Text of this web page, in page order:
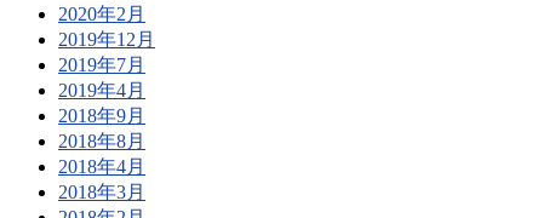
2020年2月
2019年12月
2019年7月
2019年4月
2018年9月
2018年8月
2018年4月
2018年3月